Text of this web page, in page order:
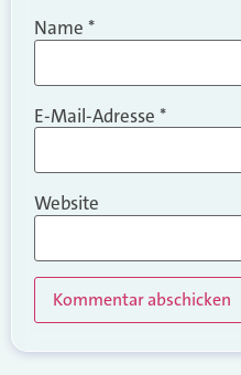
Name *
E-Mail-Adresse *
Website
Alternative: